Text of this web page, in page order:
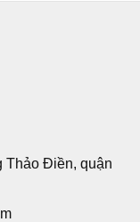
Thảo Điền, quận